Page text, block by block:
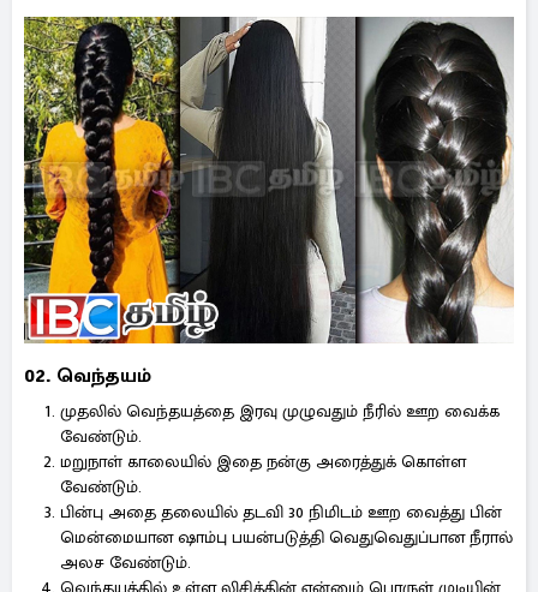
02. வெந்தயம்
முதலில் வெந்தயத்தை இரவு முழுவதும் நீரில் ஊற வைக்க
வேண்டும்.
மறுநாள் காலையில் இதை நன்கு அரைத்துக் கொள்ள
வேண்டும்.
பின்பு அதை தலையில் தடவி 30 நிமிடம் ஊற வைத்து பின்
மென்மையான ஷாம்பு பயன்படுத்தி வெதுவெதுப்பான நீரால்
அலச வேண்டும்.